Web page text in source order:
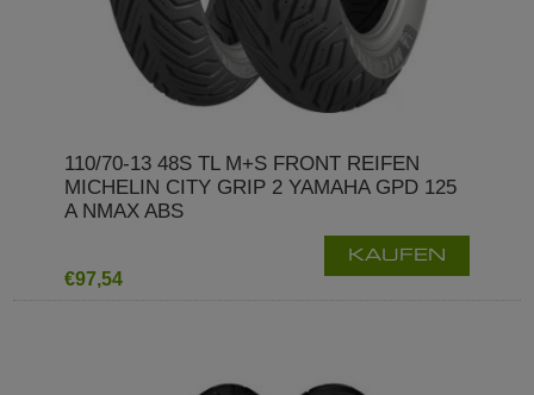
110/70-13 48S TL M+S FRONT REIFEN
MICHELIN CITY GRIP 2 YAMAHA GPD 125
A NMAX ABS
€97,54
KAUFEN